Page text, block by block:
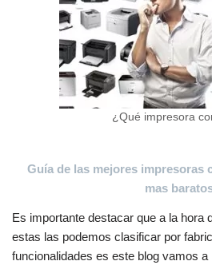
¿Qué impresora
Guía de las mejores impresoras
mas
Es importante destacar que a la hora
estas las podemos clasificar por
funcionalidades es este blog vamos a